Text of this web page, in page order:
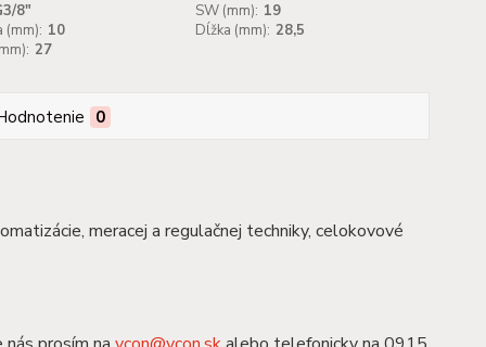
8" SW (mm): 19
(mm): 10 Dĺžka (mm): 28,5
27
0
meracej a regulačnej techniky, celokovové